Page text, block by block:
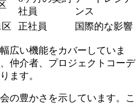
社員
ンス
正社員 国際的な影響
広い機能をカバーしていま
仲介者、プロジェクトコーデ
ます。
の豊かさを示しています。こ